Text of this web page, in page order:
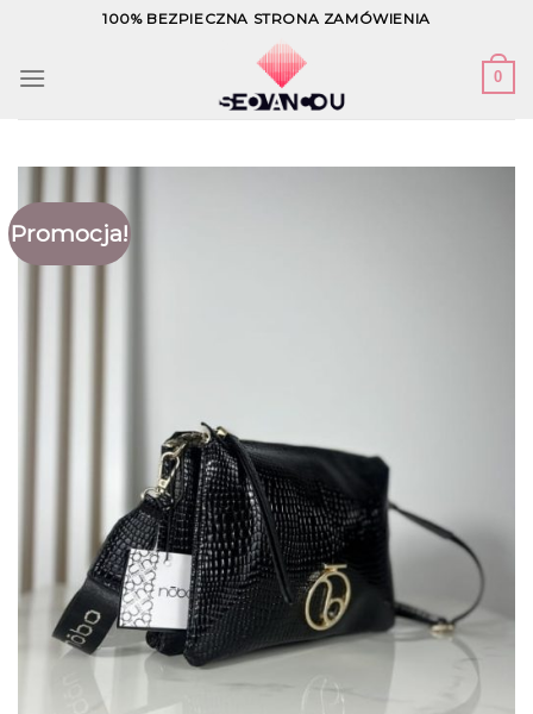
content
100% BEZPIECZNA STRONA ZAMÓWIENIA
0
Promocja!